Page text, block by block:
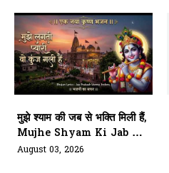
मुझे श्याम की जब से भक्ति मिली हैं,
Mujhe Shyam Ki Jab Se
Bhakti Mili Hai
August 03, 2026